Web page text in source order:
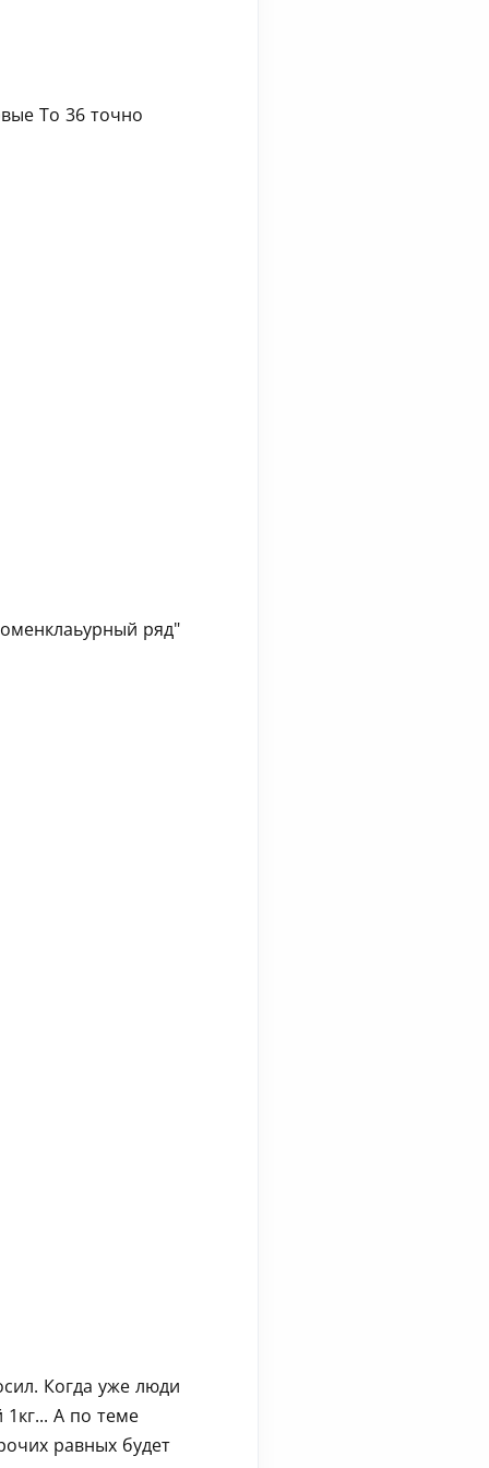
То 36 точно
ряд"
Когда уже люди
А по теме
равных будет